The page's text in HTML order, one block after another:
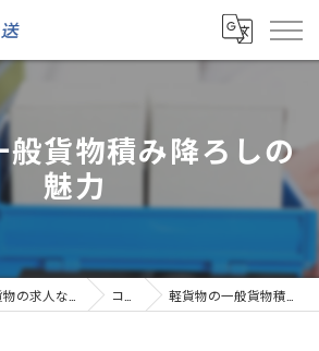
般貨物積み降ろしの
魅力
コラム 軽貨物の一般貨物積み降ろしの魅力